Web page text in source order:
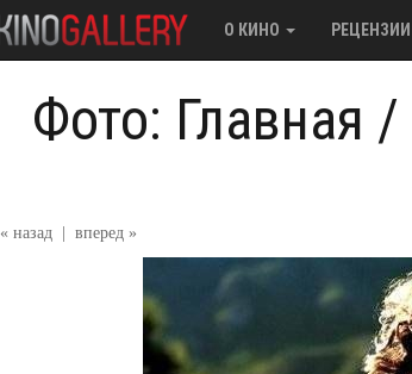
О КИНО РЕЦЕНЗИИ
Фото: Главная /
« назад вперед »